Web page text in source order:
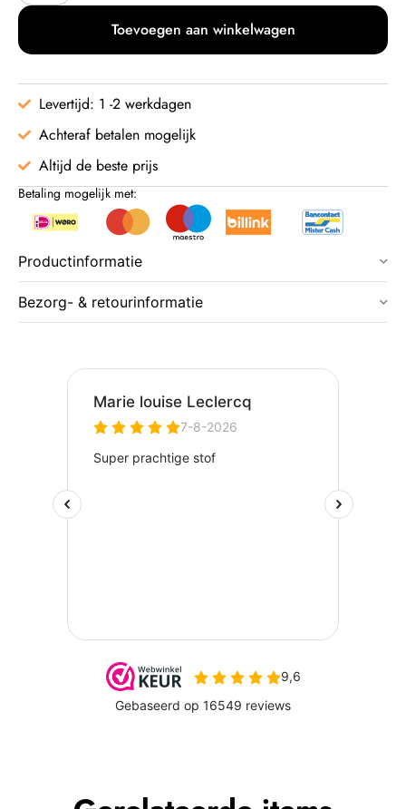
Toevoegen aan winkelwagen
Levertijd: 1 -2 werkdagen
Achteraf betalen mogelijk
Altijd de beste prijs
Betaling mogelijk met:
Productinformatie
Bezorg- & retourinformatie